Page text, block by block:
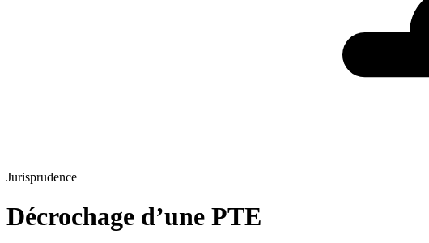
Jurisprudence
Décrochage d’une PTE